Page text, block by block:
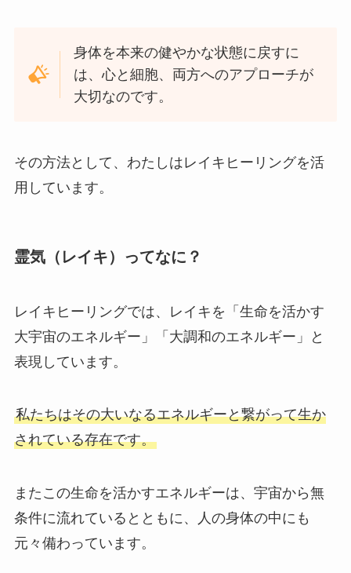
身体を本来の健やかな状態に戻すに
は、心と細胞、両方へのアプローチが
大切なのです。
その方法として、わたしはレイキヒーリングを活
用しています。
霊気（レイキ）ってなに？
レイキヒーリングでは、レイキを「生命を活かす
大宇宙のエネルギー」「大調和のエネルギー」と
表現しています。
私たちはその大いなるエネルギーと繋がって生か
されている存在です。
またこの生命を活かすエネルギーは、宇宙から無
条件に流れているとともに、人の身体の中にも
元々備わっています。